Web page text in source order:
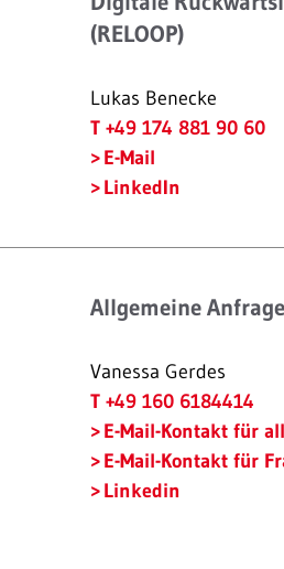
(RELOOP)
Lukas Benecke
T +49 174 881 90 60
E-Mail
LinkedIn
Allgemeine
Vanessa Gerdes
T +49 160 6184414
E-Mail-Kontakt für
E-Mail-Kontakt für
Linkedin